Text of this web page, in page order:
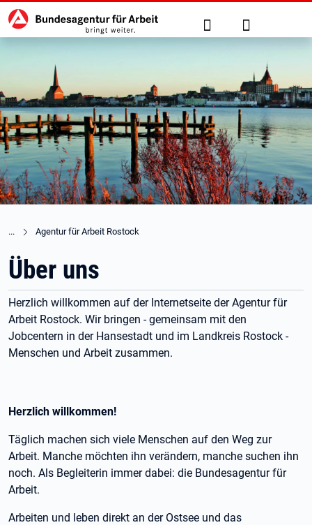
zu den Hauptinhalten springen
Hauptnavigation Suche Anmelden
Agentur für Arbeit Rostock
Über uns
Herzlich willkommen auf der Internetseite der Agentur für
Arbeit Rostock. Wir bringen - gemeinsam mit den
Jobcentern in der Hansestadt und im Landkreis Rostock -
Menschen und Arbeit zusammen.
Herzlich willkommen!
Täglich machen sich viele Menschen auf den Weg zur
Arbeit. Manche möchten ihn verändern, manche suchen ihn
noch. Als Begleiterin immer dabei: die Bundesagentur für
Arbeit.
Arbeiten und leben direkt an der Ostsee und das